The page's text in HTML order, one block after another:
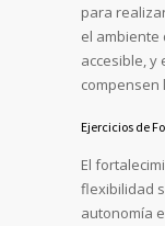
para
el ambiente
accesible, y
compensen
Ejercicios de
El
flexibilidad
autonomía